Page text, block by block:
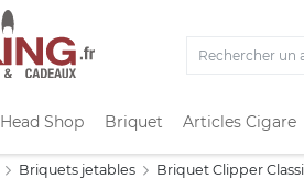
Head Shop Briquet Articles Cigare
Briquets jetables Briquet Clipper